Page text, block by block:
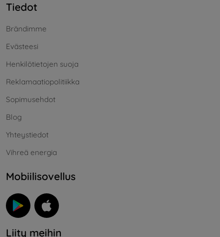
Tiedot
Brändimme
Evästeesi
Henkilötietojen suoja
Reklamaatiopolitiikka
Sopimusehdot
Blog
Yhteystiedot
Vihreä energia
Mobiilisovellus
Liity meihin